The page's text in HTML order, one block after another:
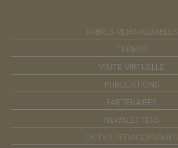
ARBRES REMARQUABLES
THÈMES
VISITE VIRTUELLE
PUBLICATIONS
PARTENAIRES
NEWSLETTERS
OUTILS PÉDAGOGIQUES